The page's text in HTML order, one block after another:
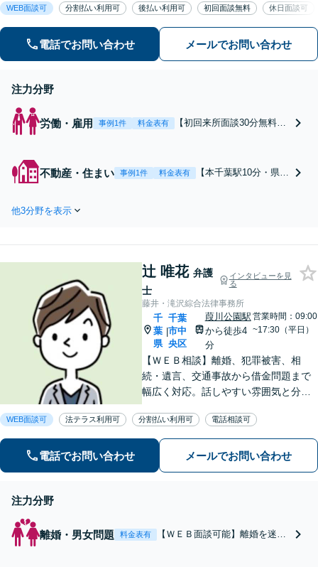
件1件、真摯に向き合うことを大切に、
丁寧なリーガルサービスを提供。ぜひ
ご相談ください。【県庁前駅4分】
WEB面談可 分割払い利用可 後払い利用可 初回面談無料 休日面談可
電話でお問い合わせ メールでお問い合わせ
注力分野
労働・雇用 事例1件 料金表有
【初回来所面談30分無料】
ど多数あり◎不当解雇や残
業代未払いのお悩みをスム
不動産・住まい 事例1件 料金表有
【本千葉駅10分・県庁
渉、立退料の減額、立
チェックなど、お困り
の際は、ぜひご相談く
ださい。【初回面談30
分無料】【電話相談
可】
他3分野を表示
辻 唯花 弁護
士
インタビューを見
る
藤井・滝沢綜合法律事務所
千
葉
県
|
千葉
市中
央区
葭川公園駅
から徒歩4
分
営業時間：09:00
~17:30（平日）
【ＷＥＢ相談】離婚、犯罪被害、相
続・遺言、交通事故から借金問題まで
幅広く対応。話しやすい雰囲気と分か
者支援案件の豊富な経験で培った知見
でお話を十分にお聞きし、心に寄り添
い伴走します。まずは一度ご相談くだ
さい。
WEB面談可 法テラス利用可 分割払い利用可 電話相談可
電話でお問い合わせ メールでお問い合わせ
注力分野
離婚・男女問題 料金表有
【ＷＥＢ面談可能】離婚を迷っ